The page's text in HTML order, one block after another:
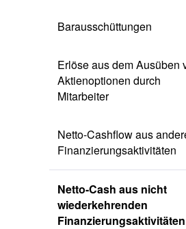
Barausschüttungen
Erlöse aus dem Ausüben
Aktienoptionen durch
Mitarbeiter
Netto-Cashflow aus
Finanzierungsaktivitäten
Netto-Cash aus nicht
wiederkehrenden
Finanzierungsaktivitäten